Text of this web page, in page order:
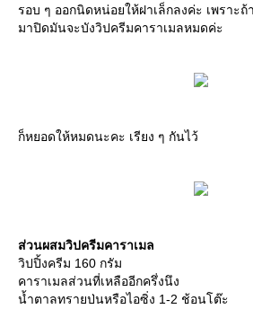
รอบ ๆ ออกนิดหน่อยให้ฝาเล็กลงค่ะ เพราะถ้
มาปิดมันจะบังวิปครีมคาราเมลหมดค่ะ
ก็หยอดให้หมดนะคะ เรียง ๆ กันไว้
ส่วนผสมวิปครีมคาราเมล
วิปปิ้งครีม 160 กรัม
คาราเมลส่วนที่เหลืออีกครึ่งนึง
น้ำตาลทรายป่นหรือไอซิ่ง 1-2 ช้อนโต๊ะ